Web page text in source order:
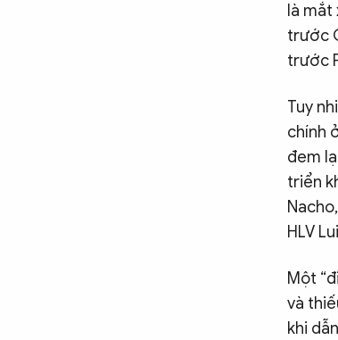
là
trước
trước
Tuy
chính
đem
triển
HLV
Một
và
khi